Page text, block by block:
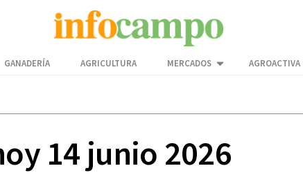
GANADERÍA AGRICULTURA MERCADOS AGROACTIVA
14 junio 2026